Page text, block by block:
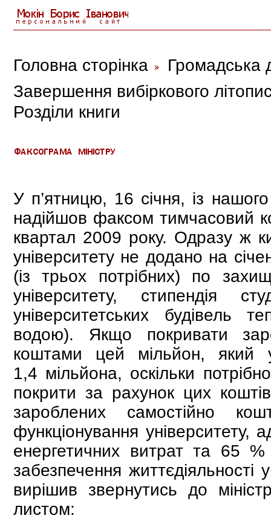
Головна сторінка
Громадська
Завершення вибіркового
Розділи книги
У п’ятницю, 16 січня, із
надійшов факсом тимчасовий
квартал 2009 року. Одразу ж
університету не додано на
(із трьох потрібних) по
університету, стипендія
університетських будівель
водою). Якщо покривати
коштами цей мільйон, який
1,4 мільйона, оскільки
покрити за рахунок цих
зароблених самостійно
функціонування університету,
енергетичних витрат та 65 %
забезпечення життєдіяльності
вирішив звернутись до
листом: